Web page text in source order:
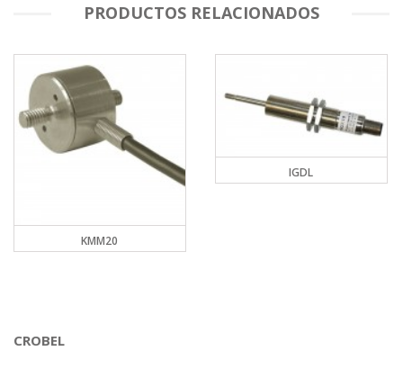
PRODUCTOS RELACIONADOS
KMM20
IGDL
CROBEL